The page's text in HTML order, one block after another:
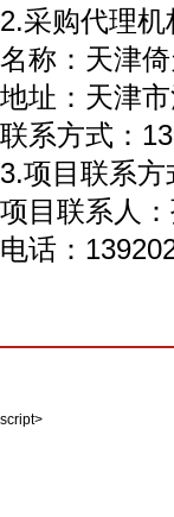
2.采购代理机
名称：天津
地址：天津
联系方式：
3.项目联系方
项目联系人
电话：
script>